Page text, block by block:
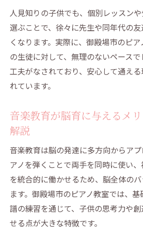
人見知りの子供でも、個別レッスン
選ぶことで、徐々に先生や同年代の
くなります。実際に、御殿場市のピ
の生徒に対して、無理のないペース
工夫がなされており、安心して通え
れています。
音楽教育が脳育に与えるメ
解説
音楽教育は脳の発達に多方向からア
アノを弾くことで両手を同時に使い
を統合的に働かせるため、脳全体の
ます。御殿場市のピアノ教室では、
譜の練習を通じて、子供の思考力や
せる点が大きな特徴です。